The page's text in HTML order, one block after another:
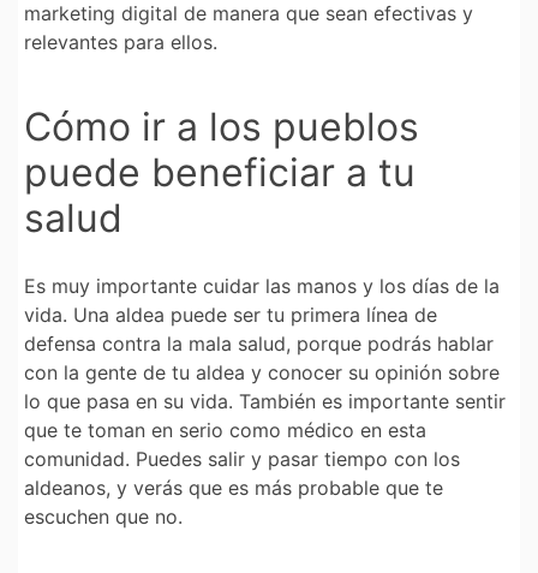
marketing digital de manera que sean efectivas y
relevantes para ellos.
Cómo ir a los pueblos
puede beneficiar a tu
salud
Es muy importante cuidar las manos y los días de la
vida. Una aldea puede ser tu primera línea de
defensa contra la mala salud, porque podrás hablar
con la gente de tu aldea y conocer su opinión sobre
lo que pasa en su vida. También es importante sentir
que te toman en serio como médico en esta
comunidad. Puedes salir y pasar tiempo con los
aldeanos, y verás que es más probable que te
escuchen que no.